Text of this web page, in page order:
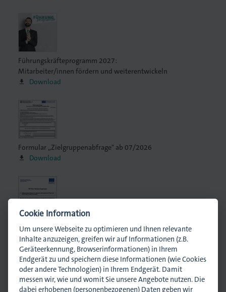
Führungskräfteprogramm 2027:
Mitarbeiter/innen fördern und weiterentwickeln
Download
Formular „Zielgruppenabfrage" ab 07/2026
Download
Formular „Teilnahmefragebogen" ab 07/2026
Download
Ansprechpartner
Cookie Information
Um unsere Webseite zu optimieren und Ihnen relevante
Inhalte anzuzeigen, greifen wir auf Informationen (z.B.
Geräteerkennung, Browserinformationen) in Ihrem
Endgerät zu und speichern diese Informationen (wie Cookies
oder andere Technologien) in Ihrem Endgerät. Damit
messen wir, wie und womit Sie unsere Angebote nutzen. Die
dabei erhobenen (personenbezogenen) Daten geben wir